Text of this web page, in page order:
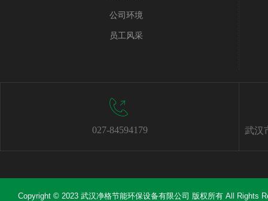
公司环境
员工风采
027-84594179 武汉
Copyright © 2023 武汉净格节能环保设备有限公司 版权所有 All Rights